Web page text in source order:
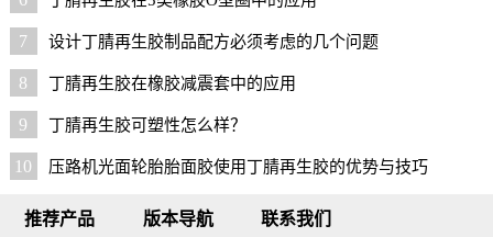
7 设计丁腈再生胶制品配方必须考虑的几个问题
8 丁腈再生胶在橡胶减震套中的应用
9 丁腈再生胶可塑性怎么样？
10 压路机光面轮胎胎面胶使用丁腈再生胶的优势与技巧
推荐产品 版本导航 联系我们